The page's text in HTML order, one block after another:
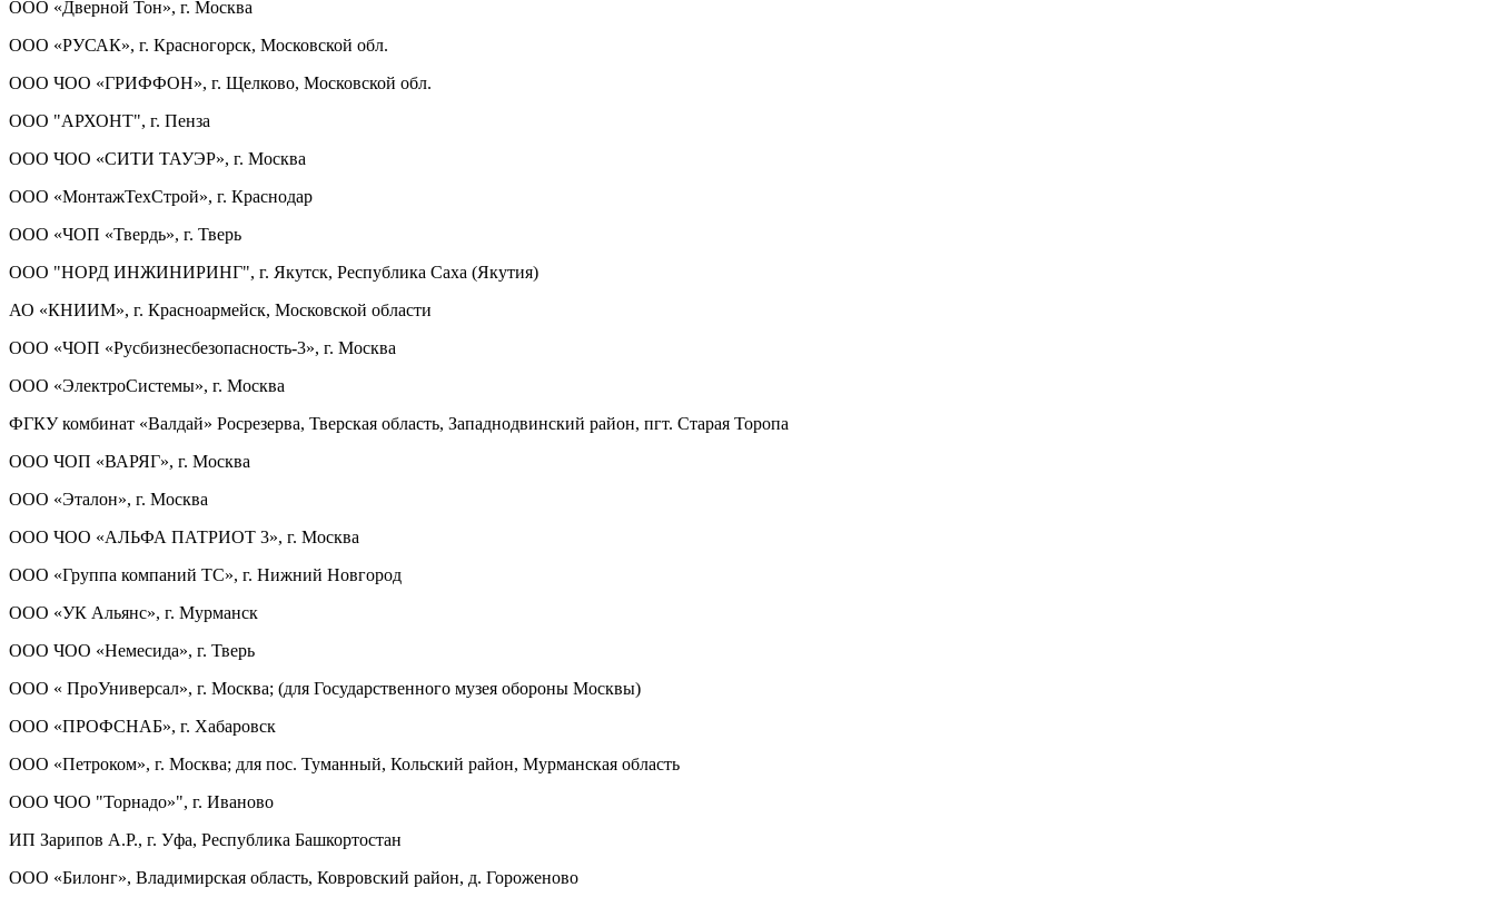
ООО «Дверной Тон», г. Москва
ООО «РУСАК», г. Красногорск, Московской обл.
ООО ЧОО «ГРИФФОН», г. Щелково, Московской обл.
ООО "АРХОНТ", г. Пенза
ООО ЧОО «СИТИ ТАУЭР», г. Москва
ООО «МонтажТехСтрой», г. Краснодар
ООО «ЧОП «Твердь», г. Тверь
ООО "НОРД ИНЖИНИРИНГ", г. Якутск, Республика Саха (Якутия)
АО «КНИИМ», г. Красноармейск, Московской области
ООО «ЧОП «Русбизнесбезопасность-3», г. Москва
ООО «ЭлектроСистемы», г. Москва
ФГКУ комбинат «Валдай» Росрезерва, Тверская область, Западнодвинский район, пгт. Старая Торопа
ООО ЧОП «ВАРЯГ», г. Москва
ООО «Эталон», г. Москва
ООО ЧОО «АЛЬФА ПАТРИОТ 3», г. Москва
ООО «Группа компаний ТС», г. Нижний Новгород
ООО «УК Альянс», г. Мурманск
ООО ЧОО «Немесида», г. Тверь
ООО « ПроУниверсал», г. Москва; (для Государственного музея обороны Москвы)
ООО «ПРОФСНАБ», г. Хабаровск
ООО «Петроком», г. Москва; для пос. Туманный, Кольский район, Мурманская область
ООО ЧОО "Торнадо»", г. Иваново
ИП Зарипов А.Р., г. Уфа, Республика Башкортостан
ООО «Билонг», Владимирская область, Ковровский район, д. Гороженово